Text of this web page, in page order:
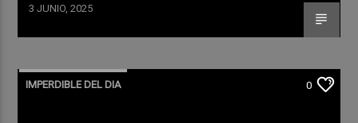
3 JUNIO, 2025
IMPERDIBLE DEL DIA 0